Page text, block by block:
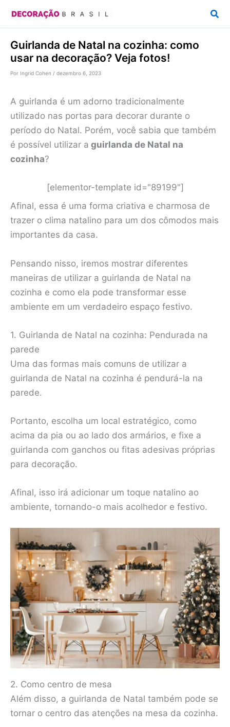
conteúdo
Guirlanda de Natal na cozinha: como
usar na decoração? Veja fotos!
Por Ingrid Cohen / dezembro 6, 2023
A guirlanda é um adorno tradicionalmente
utilizado nas portas para decorar durante o
período do Natal. Porém, você sabia que também
é possível utilizar a guirlanda de Natal na
cozinha?
[elementor-template id="89199"]
Afinal, essa é uma forma criativa e charmosa de
trazer o clima natalino para um dos cômodos mais
importantes da casa.
Pensando nisso, iremos mostrar diferentes
maneiras de utilizar a guirlanda de Natal na
cozinha e como ela pode transformar esse
ambiente em um verdadeiro espaço festivo.
1. Guirlanda de Natal na cozinha: Pendurada na
parede
Uma das formas mais comuns de utilizar a
guirlanda de Natal na cozinha é pendurá-la na
parede.
Portanto, escolha um local estratégico, como
acima da pia ou ao lado dos armários, e fixe a
guirlanda com ganchos ou fitas adesivas próprias
para decoração.
Afinal, isso irá adicionar um toque natalino ao
ambiente, tornando-o mais acolhedor e festivo.
2. Como centro de mesa
Além disso, a guirlanda de Natal também pode se
tornar o centro das atenções na mesa da cozinha.